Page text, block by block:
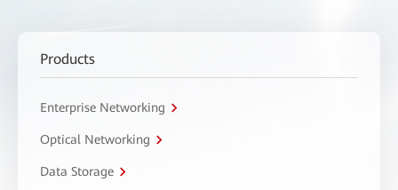
Products
Enterprise Networking
Optical Networking
Data Storage